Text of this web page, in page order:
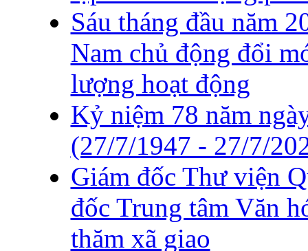
Sáu tháng đầu năm
Nam chủ động đổi
lượng hoạt động
Kỷ niệm 78 năm
(27/7/1947 - 27/7/
Giám đốc Thư viện
đốc Trung tâm Văn
thăm xã giao